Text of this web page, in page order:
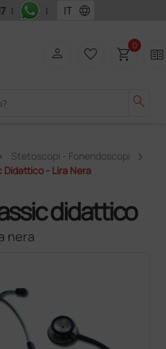
| | language
search
person favorite_border shopping_cart0 two_pager
Stetoscopi - Fonendoscopi
Didattico - Lira Nera
didattico
nera